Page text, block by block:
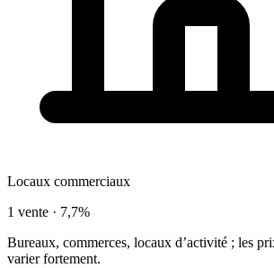
Locaux commerciaux
1 vente · 7,7%
Bureaux, commerces, locaux d’activité ; les
varier fortement.